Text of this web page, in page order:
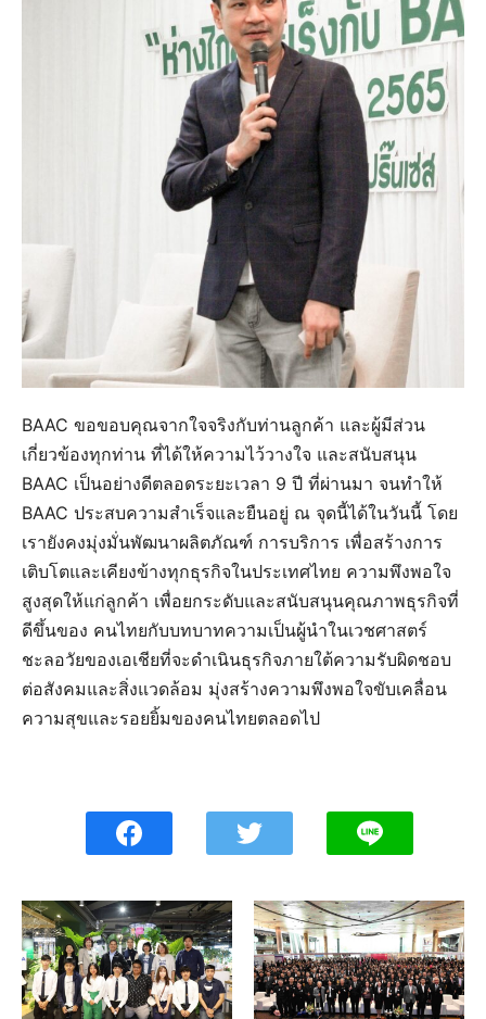
BAAC ขอขอบคุณจากใจจริงกับท่านลูกค้า และผู้มีส่วน
เกี่ยวข้องทุกท่าน ที่ได้ให้ความไว้วางใจ และสนับสนุน
BAAC เป็นอย่างดีตลอดระยะเวลา 9 ปี ที่ผ่านมา จนทำให้
BAAC ประสบความสำเร็จและยืนอยู่ ณ จุดนี้ได้ในวันนี้ โดย
เรายังคงมุ่งมั่นพัฒนาผลิตภัณฑ์ การบริการ เพื่อสร้างการ
เติบโตและเคียงข้างทุกธุรกิจในประเทศไทย ความพึงพอใจ
สูงสุดให้แก่ลูกค้า เพื่อยกระดับและสนับสนุนคุณภาพธุรกิจที่
ดีขึ้นของ คนไทยกับบทบาทความเป็นผู้นำในเวชศาสตร์
ชะลอวัยของเอเชียที่จะดำเนินธุรกิจภายใต้ความรับผิดชอบ
ต่อสังคมและสิ่งแวดล้อม มุ่งสร้างความพึงพอใจขับเคลื่อน
ความสุขและรอยยิ้มของคนไทยตลอดไป